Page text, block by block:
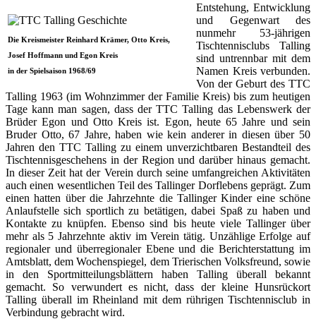
Die Kreismeister Reinhard Krämer, Otto Kreis,
Josef Hoffmann und Egon Kreis
in der Spielsaison 1968/69
Entstehung, Entwicklung
und Gegenwart des
nunmehr 53-jährigen
Tischtennisclubs Talling
sind untrennbar mit dem
Namen Kreis verbunden.
Von der Geburt des TTC
Talling 1963 (im Wohnzimmer der Familie Kreis) bis zum heutigen
Tage kann man sagen, dass der TTC Talling das Lebenswerk der
Brüder Egon und Otto Kreis ist. Egon, heute 65 Jahre und sein
Bruder Otto, 67 Jahre, haben wie kein anderer in diesen über 50
Jahren den TTC Talling zu einem unverzichtbaren Bestandteil des
Tischtennisgeschehens in der Region und darüber hinaus gemacht.
In dieser Zeit hat der Verein durch seine umfangreichen Aktivitäten
auch einen wesentlichen Teil des Tallinger Dorflebens geprägt. Zum
einen hatten über die Jahrzehnte die Tallinger Kinder eine schöne
Anlaufstelle sich sportlich zu betätigen, dabei Spaß zu haben und
Kontakte zu knüpfen. Ebenso sind bis heute viele Tallinger über
mehr als 5 Jahrzehnte aktiv im Verein tätig. Unzählige Erfolge auf
regionaler und überregionaler Ebene und die Berichterstattung im
Amtsblatt, dem Wochenspiegel, dem Trierischen Volksfreund, sowie
in den Sportmitteilungsblättern haben Talling überall bekannt
gemacht. So verwundert es nicht, dass der kleine Hunsrückort
Talling überall im Rheinland mit dem rührigen Tischtennisclub in
Verbindung gebracht wird.